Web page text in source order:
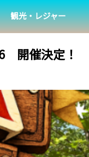
観光・レジャー
開催決定！